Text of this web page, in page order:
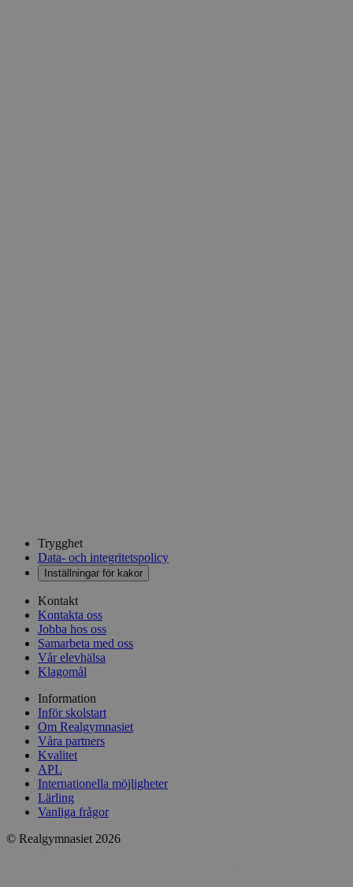
Trygghet
Data- och integritetspolicy
Inställningar för kakor
Kontakt
Kontakta oss
Jobba hos oss
Samarbeta med oss
Vår elevhälsa
Klagomål
Information
Inför skolstart
Om Realgymnasiet
Våra partners
Kvalitet
APL
Internationella möjligheter
Lärling
Vanliga frågor
© Realgymnasiet 2026